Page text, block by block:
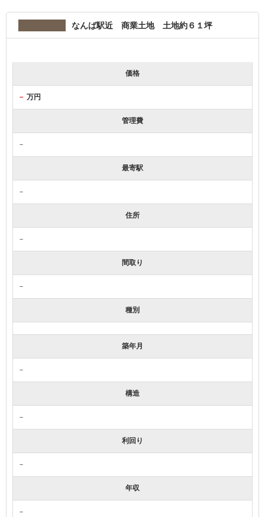
なんば駅近 商業土地 土地約６１坪
価格
－ 万円
管理費
－
最寄駅
－
住所
－
間取り
－
種別
築年月
－
構造
－
利回り
－
年収
－